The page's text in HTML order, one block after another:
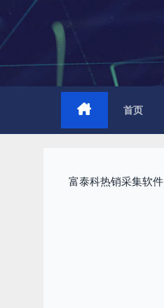
内
首页
富泰科热销采集软件